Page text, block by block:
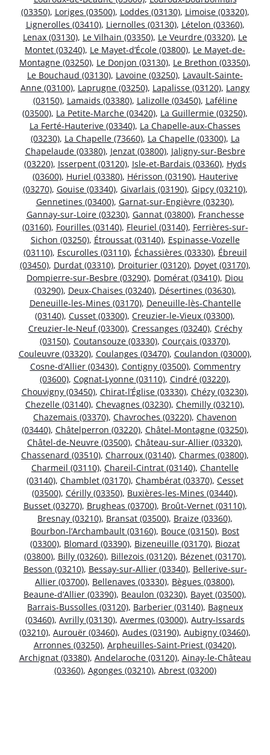
(03350), Loriges (03500), Loddes (03130), Limoise (03320),
Lignerolles (03410), Liernolles (03130), Lételon (03360),
Lenax (03130), Le Vilhain (03350), Le Veurdre (03320), Le
Montet (03240), Le Mayet-d’École (03800), Le Mayet-de-
Montagne (03250), Le Donjon (03130), Le Brethon (03350),
Le Bouchaud (03130), Lavoine (03250), Lavault-Sainte-
Anne (03100), Laprugne (03250), Lapalisse (03120), Langy
(03150), Lamaids (03380), Lalizolle (03450), Laféline
(03500), La Petite-Marche (03420), La Guillermie (03250),
La Ferté-Hauterive (03340), La Chapelle-aux-Chasses
(03230), La Chapelle (73660), La Chapelle (03300), La
Chapelaude (03380), Jenzat (03800), Jaligny-sur-Besbre
(03220), Isserpent (03120), Isle-et-Bardais (03360), Hyds
(03600), Huriel (03380), Hérisson (03190), Hauterive
(03270), Gouise (03340), Givarlais (03190), Gipcy (03210),
Gennetines (03400), Garnat-sur-Engièvre (03230),
Gannay-sur-Loire (03230), Gannat (03800), Franchesse
(03160), Fourilles (03140), Fleuriel (03140), Ferrières-sur-
Sichon (03250), Étroussat (03140), Espinasse-Vozelle
(03110), Escurolles (03110), Échassières (03330), Ébreuil
(03450), Durdat (03310), Droiturier (03120), Doyet (03170),
Dompierre-sur-Besbre (03290), Domérat (03410), Diou
(03290), Deux-Chaises (03240), Désertines (03630),
Deneuille-les-Mines (03170), Deneuille-lès-Chantelle
(03140), Cusset (03300), Creuzier-le-Vieux (03300),
Creuzier-le-Neuf (03300), Cressanges (03240), Créchy
(03150), Coutansouze (03330), Courçais (03370),
Couleuvre (03320), Coulanges (03470), Coulandon (03000),
Cosne-d’Allier (03430), Contigny (03500), Commentry
(03600), Cognat-Lyonne (03110), Cindré (03220),
Chouvigny (03450), Chirat-l’Église (03330), Chézy (03230),
Chezelle (03140), Chevagnes (03230), Chemilly (03210),
Chazemais (03370), Chavroches (03220), Chavenon
(03440), Châtelperron (03220), Châtel-Montagne (03250),
Châtel-de-Neuvre (03500), Château-sur-Allier (03320),
Chassenard (03510), Charroux (03140), Charmes (03800),
Charmeil (03110), Chareil-Cintrat (03140), Chantelle
(03140), Chamblet (03170), Chambérat (03370), Cesset
(03500), Cérilly (03350), Buxières-les-Mines (03440),
Busset (03270), Brugheas (03700), Broût-Vernet (03110),
Bresnay (03210), Bransat (03500), Braize (03360),
Bourbon-l’Archambault (03160), Bouce (03150), Bost
(03300), Blomard (03390), Bizeneuille (03170), Biozat
(03800), Billy (03260), Billezois (03120), Bézenet (03170),
Besson (03210), Bessay-sur-Allier (03340), Bellerive-sur-
Allier (03700), Bellenaves (03330), Bègues (03800),
Beaune-d’Allier (03390), Beaulon (03230), Bayet (03500),
Barrais-Bussolles (03120), Barberier (03140), Bagneux
(03460), Avrilly (03130), Avermes (03000), Autry-Issards
(03210), Aurouër (03460), Audes (03190), Aubigny (03460),
Arronnes (03250), Arpheuilles-Saint-Priest (03420),
Archignat (03380), Andelaroche (03120), Ainay-le-Château
(03360), Agonges (03210), Abrest (03200)